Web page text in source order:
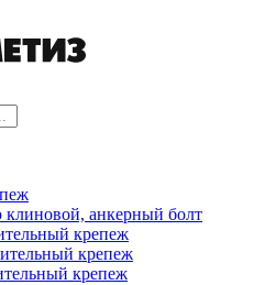
клиновой, анкерный болт
крепеж
крепеж
крепеж